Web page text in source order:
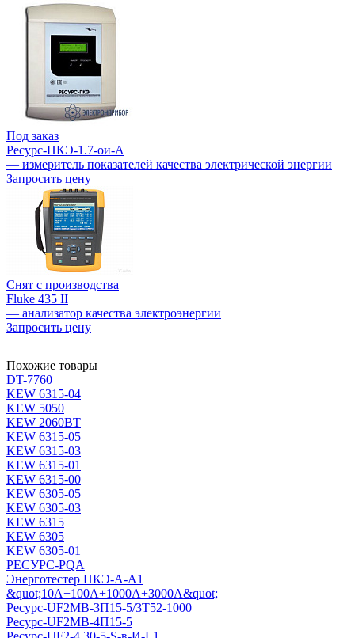
Под заказ
Ресурс-ПКЭ-1.7-ои-А
— измеритель показателей качества электрической энергии
Запросить цену
Снят с производства
Fluke 435 II
— анализатор качества электроэнергии
Запросить цену
Похожие товары
DT-7760
KEW 6315-04
KEW 5050
KEW 2060BT
KEW 6315-05
KEW 6315-03
KEW 6315-01
KEW 6315-00
KEW 6305-05
KEW 6305-03
KEW 6315
KEW 6305
KEW 6305-01
РЕСУРС-PQA
Энерготестер ПКЭ-А-А1
&quot;10А+100А+1000А+З000А&quot;
Ресурс-UF2МВ-3П15-5/3Т52-1000
Ресурс-UF2МВ-4П15-5